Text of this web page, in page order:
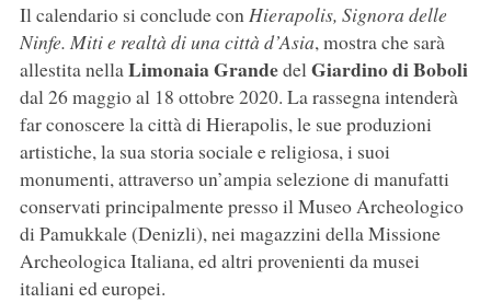
Il calendario si conclude conHierapolis, Signora delle
Ninfe. Miti e realtà di una città d’Asia, mostra che sarà
allestita nellaLimonaia GrandedelGiardino di Boboli
dal 26 maggio al 18 ottobre 2020. La rassegna intenderà
far conoscere la città di Hierapolis, le sue produzioni
artistiche, la sua storia sociale e religiosa, i suoi
monumenti, attraverso un’ampia selezione di manufatti
conservati principalmente presso il Museo Archeologico
di Pamukkale (Denizli), nei magazzini della Missione
Archeologica Italiana, ed altri provenienti da musei
italiani ed europei.